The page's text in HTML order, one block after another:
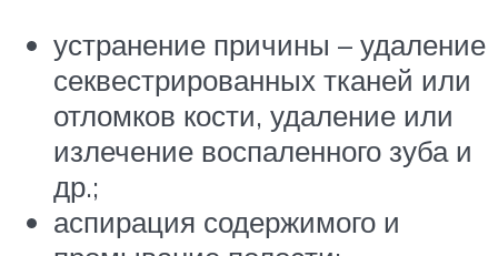
устранение причины – удаление
секвестрированных тканей или
отломков кости, удаление или
излечение воспаленного зуба и
др.;
аспирация содержимого и